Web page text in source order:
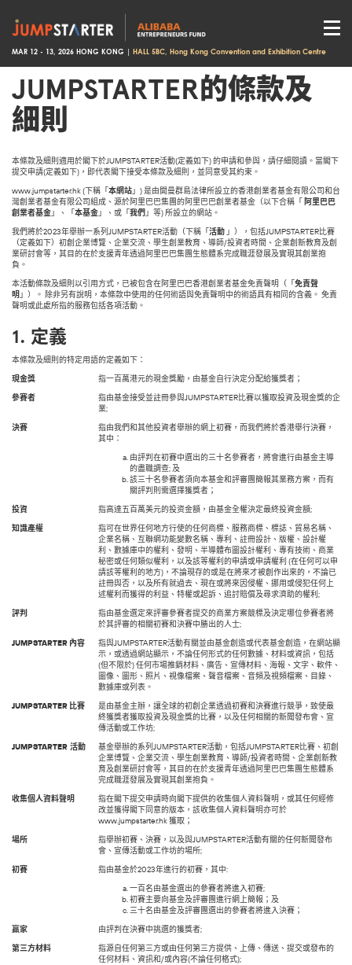
MAR 12 - 13, 2026 HONG KONG | HALL 5BC, Hong Kong Convention and Exhibition Centre
JUMPSTARTER的條款及
細則
本條款及細則適用於閣下於JUMPSTARTER活動(定義如下) 的申請和參與，請仔細閱讀。當閣下
提交申請(定義如下)，即代表閣下接受本條款及細則，並同意受其約束。
www.jumpstarter.hk (下稱「本網站」) 是由開曼群島法律所設立的香港創業者基金有限公司和台
灣創業者基金有限公司組成、源於阿里巴巴集團的阿里巴巴創業者基金（以下合稱「 阿里巴巴
創業者基金」、「本基金」、或「我們 」等) 所設立的網站。
我們將於2023年舉辦一系列JUMPSTARTER活動（下稱「活動 」），包括JUMPSTARTER比賽
（定義如下）初創企業博覽、企業交流、學生創業教育、導師/投資者時間、企業創新教育及創
業研討會等，其目的在於支援青年透過阿里巴巴集團生態體系完成職涯發展及實現其創業抱
負。
本活動條款及細則以引用方式，已被包含在阿里巴巴香港創業者基金免責聲明（「免責聲
明 」）。 除非另有說明，本條款中使用的任何術語與免責聲明中的術語具有相同的含義。 免責
聲明或此處所指的服務包括各項活動。
1. 定義
本條款及細則的特定用語的定義如下：
現金獎
指一百萬港元的現金獎勵，由基金自行決定分配給獲獎者；
參賽者
指由基金接受並註冊參與JUMPSTARTER比賽以獲取投資及現金獎的企
業;
決賽
指由我們和其他投資者舉辦的網上初賽，而我們將於香港舉行決賽，
其中：
由評判在初賽中選出的三十名參賽者，將會進行由基金主導
的盡職調查; 及
該三十名參賽者須向本基金和評審團簡報其業務方案，而有
關評判則需選擇獲獎者；
投資
指高達五百萬美元的投资金額，由基金全權決定最終投資金額;
知識產權
指可在世界任何地方行使的任何商標、服務商標、標誌、貿易名稱、
企業名稱、互聯網功能變數名稱、專利、註冊設計、版權、設計權
利、數據庫中的權利、發明、半導體布圖設計權利、專有技術、商業
秘密或任何類似權利，以及該等權利的申請或申請權利 (在任何可以申
請該等權利的地方)，不論現存的或是在將來才被創作出來的，不論已
註冊與否，以及所有就過去、現在或將來因侵權、挪用或侵犯任何上
述權利而獲得的利益、特權或起訴、追討賠償及尋求濟助的權利;
評判
指由基金選定來評審參賽者提交的商業方案競標及決定哪位參賽者將
於其評審的相關初賽和決賽中勝出的人士;
JUMPSTARTER 內容
指與JUMPSTARTER活動有關並由基金創造或代表基金創造，在網站顯
示，或透過網站顯示，不論任何形式的任何數據、材料或資訊，包括
(但不限於) 任何市場推銷材料、廣告、宣傳材料、海報、文字、軟件、
圖像、圖形、照片、視像檔案、聲音檔案、音頻及視頻檔案、目錄、
數據庫或列表。
JUMPSTARTER 比賽
是由基金主辦，讓全球的初創企業透過初賽和決賽進行競爭，致使最
終獲獎者獲取投資及現金獎的比賽，以及任何相關的新聞發布會、宣
傳活動或工作坊;
JUMPSTARTER 活動
基金舉辦的系列JUMPSTARTER活動，包括JUMPSTARTER比賽、初創
企業博覽、企業交流、學生創業教育、導師/投資者時間、企業創新教
育及創業研討會等，其目的在於支援青年透過阿里巴巴集團生態體系
完成職涯發展及實現其創業抱負。
收集個人資料聲明
指在閣下提交申請時向閣下提供的收集個人資料聲明，或其任何經修
改並獲得閣下同意的版本，該收集個人資料聲明亦可於
www.jumpstarter.hk獲取；
場所
指舉辦初賽、決賽，以及與JUMPSTARTER活動有關的任何新聞發布
會、宣傳活動或工作坊的場所;
初賽
指由基金於2023年進行的初賽，其中:
一百名由基金選出的參賽者將進入初賽;
初賽主要向基金及評審團進行網上簡報；及
三十名由基金及評審團選出的參賽者將進入決賽；
赢家
由評判在決賽中挑選的獲獎者;
第三方材料
指源自任何第三方或由任何第三方提供、上傳、傳送、提交或發布的
任何材料、資訊和/或內容(不論任何格式);